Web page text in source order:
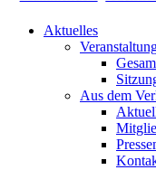
Aktuelles
Aus dem